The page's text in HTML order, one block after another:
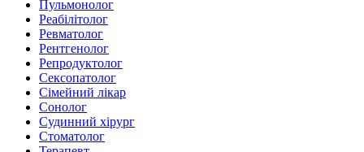
Пульмонолог
Реабілітолог
Ревматолог
Рентгенолог
Репродуктолог
Сексопатолог
Сімейний лікар
Сонолог
Судинний хірург
Стоматолог